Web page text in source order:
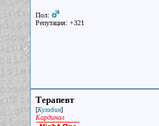
Пол:
Репутация: +321
Терапевт
[Кулибин]
Кардинал